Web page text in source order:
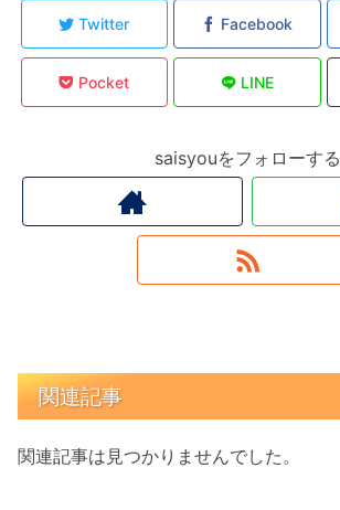
Twitter Facebook
Pocket LINE
saisyouをフォローする
関連記事
関連記事は見つかりませんでした。